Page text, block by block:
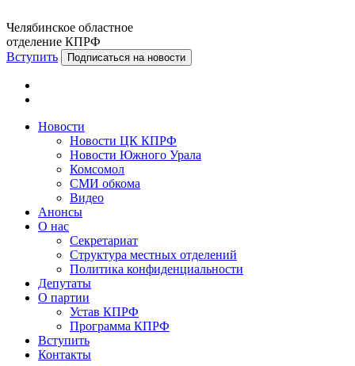
Челябинское областное
отделение КПРФ
Вступить
Подписаться на новости
Новости
Новости ЦК КПРФ
Новости Южного Урала
Комсомол
СМИ обкома
Видео
Анонсы
О нас
Секретариат
Структура местных отделений
Политика конфиденциальности
Депутаты
О партии
Устав КПРФ
Программа КПРФ
Вступить
Контакты